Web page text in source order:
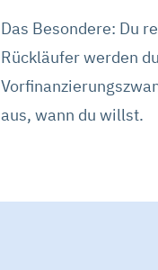
Das Besondere: Du
Rückläufer werden
aus, wann du willst.